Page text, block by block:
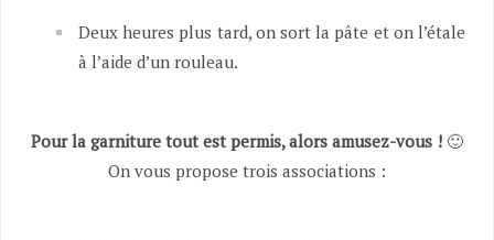
Deux heures plus tard, on sort la pâte et on l’étale
à l’aide d’un rouleau.
Pour la garniture tout est permis, alors amusez-vous ! 🙂
On vous propose trois associations :